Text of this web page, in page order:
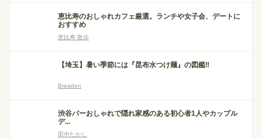
恵比寿のおしゃれカフェ厳選。ランチや女子会、デートに
おすすめ
恵比寿 散歩
【埼玉】暑い季節には『昆布水つけ麺』の図鑑‼
Breaden
渋谷バーおしゃれで隠れ家感のある初心者1人やカップル
デ...
田中たかし